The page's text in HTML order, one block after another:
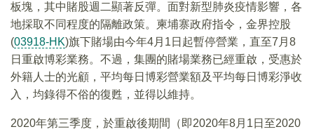
板塊，其中賭股週二顯著反彈。面對新型肺炎疫情影響，各
地採取不同程度的隔離政策。柬埔寨政府指令，金界控股
(03918-HK)旗下賭場由今年4月1日起暫停營業，直至7月8
日重啟博彩業務。不過，集團的賭場業務已經重啟，受惠於
外籍人士的光顧，平均每日博彩營業額及平均每日博彩淨收
入，均錄得不俗的復甦，並得以維持。
2020年第三季度，於重啟後期間（即2020年8月1日至2020